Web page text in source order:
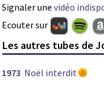
Signaler une vidéo
Ecouter sur
Les autres tubes de
1973 Noël interdit